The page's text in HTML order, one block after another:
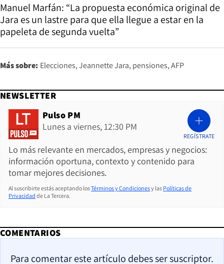
Manuel Marfán: “La propuesta económica original de
Jara es un lastre para que ella llegue a estar en la
papeleta de segunda vuelta”
Más sobre: Elecciones Jeannette Jara pensiones AFP
NEWSLETTER
Pulso PM
Lunes a viernes, 12:30 PM
Lo más relevante en mercados, empresas y negocios:
información oportuna, contexto y contenido para
tomar mejores decisiones.
REGÍSTRATE
Al suscribirte estás aceptando losTérminos y Condicionesy las Políticas de
Privacidad de La Tercera.
COMENTARIOS
Para comentar este artículo debes ser suscriptor.